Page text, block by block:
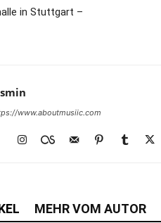
in Stuttgart –
www.aboutmusiic.com
MEHR VOM AUTOR